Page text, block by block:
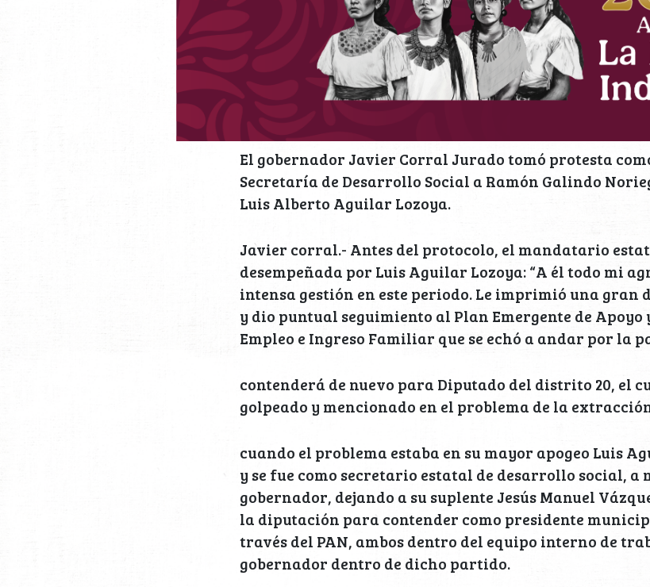
El gobernador Javier Corral Jurado tomó protesta
Secretaría de Desarrollo Social a Ramón Galindo
Luis Alberto Aguilar Lozoya.
Javier corral.- Antes del protocolo, el mandatario
desempeñada por Luis Aguilar Lozoya: “A él todo mi
intensa gestión en este periodo. Le imprimió una gran
y dio puntual seguimiento al Plan Emergente de Apoyo
Empleo e Ingreso Familiar que se echó a andar por la
contenderá de nuevo para Diputado del distrito 20, el
golpeado y mencionado en el problema de la
cuando el problema estaba en su mayor apogeo Luis
y se fue como secretario estatal de desarrollo social, a
gobernador, dejando a su suplente Jesús Manuel
la diputación para contender como presidente
través del PAN, ambos dentro del equipo interno de
gobernador dentro de dicho partido.